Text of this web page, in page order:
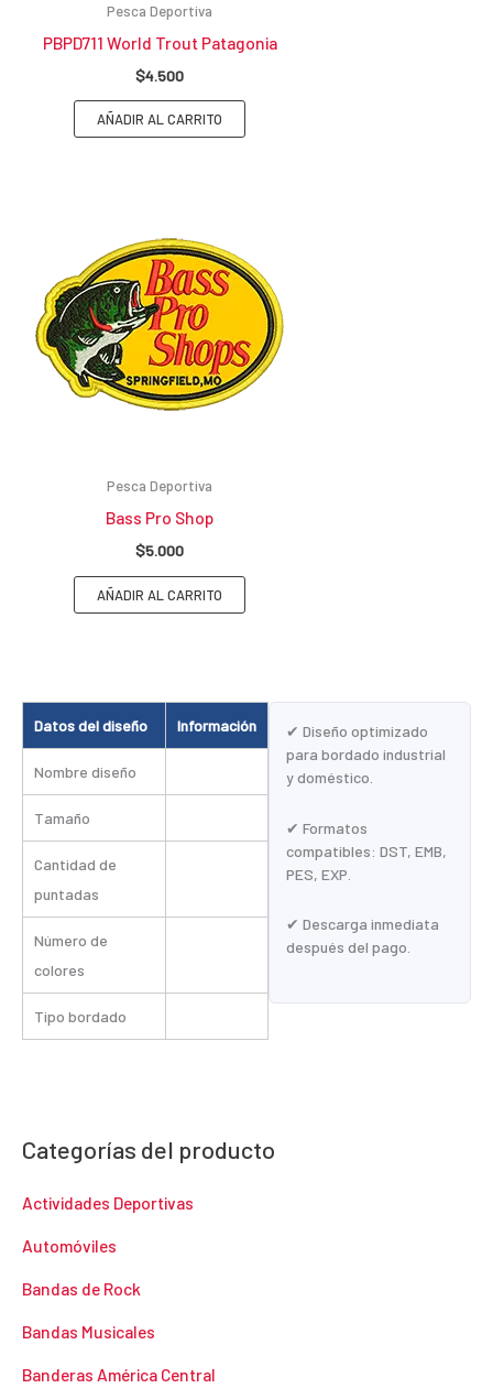
Datos del diseño Información
Nombre diseño
Tamaño
Cantidad de
puntadas
Número de
colores
Tipo bordado
✔ Diseño optimizado
para bordado industrial
y doméstico.
✔ Formatos
compatibles: DST, EMB,
PES, EXP.
✔ Descarga inmediata
después del pago.
Pesca Deportiva
PBPD711 World Trout Patagonia
$4.500
AÑADIR AL CARRITO
Pesca Deportiva
Bass Pro Shop
$5.000
AÑADIR AL CARRITO
Categorías del producto
Actividades Deportivas
Automóviles
Bandas de Rock
Bandas Musicales
Banderas América Central